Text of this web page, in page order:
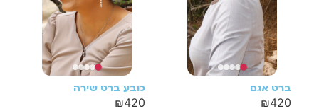
ברט אגם
₪420
כובע ברט שירה
₪420